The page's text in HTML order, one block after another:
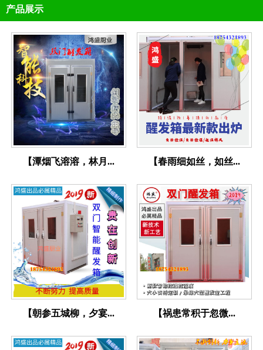
产品展示
【潭烟飞溶溶，林月... 【春雨细如丝，如丝...
【朝参五城柳，夕宴... 【祸患常积于忽微...